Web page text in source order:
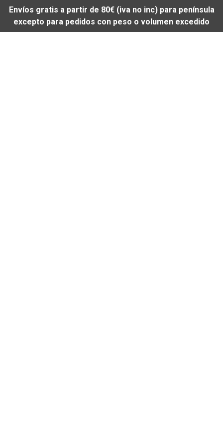
Envíos gratis a partir de 80€ (iva no inc) para península
excepto para pedidos con peso o volumen excedido